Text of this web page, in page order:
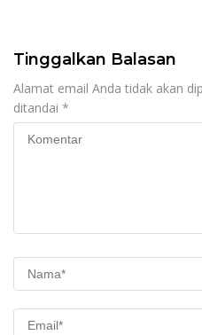
Tinggalkan Balasan
Alamat email Anda tidak akan
ditandai *